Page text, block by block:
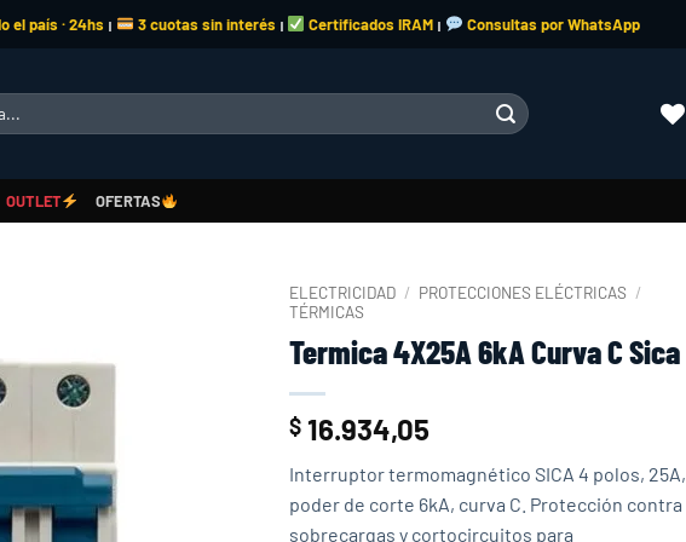
el país · 24hs | 3 cuotas sin interés | Certificados IRAM | Consultas por WhatsApp
OUTLET OFERTAS
ELECTRICIDAD / PROTECCIONES ELÉCTRICAS /
TÉRMICAS
Termica 4X25A 6kA Curva C Sica
$ 16.934,05
Interruptor termomagnético SICA 4 polos, 25A,
poder de corte 6kA, curva C. Protección contra
sobrecargas y cortocircuitos para